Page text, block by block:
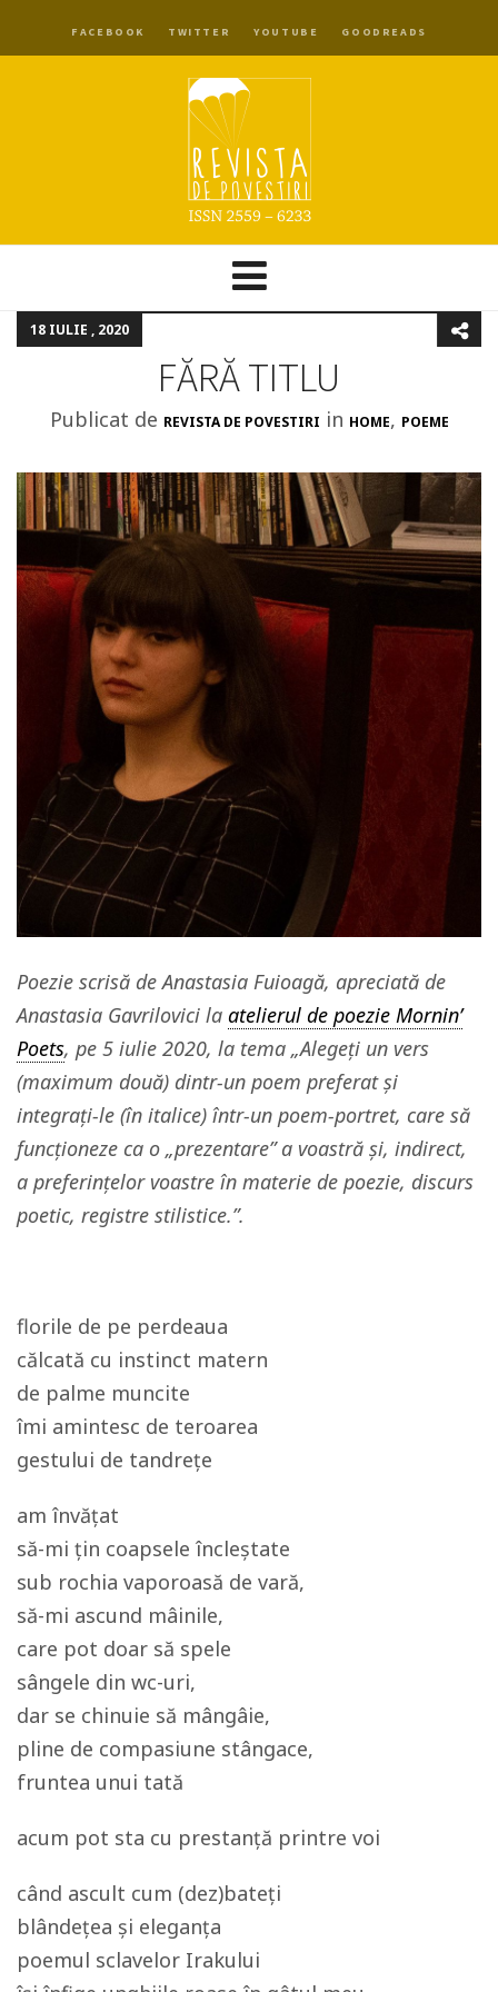
FACEBOOK TWITTER YOUTUBE GOODREADS
18 IULIE , 2020
FĂRĂ TITLU
Publicat de REVISTA DE POVESTIRI in HOME, POEME
Poezie scrisă de Anastasia Fuioagă, apreciată de
Anastasia Gavrilovici la atelierul de poezie Mornin’
Poets, pe 5 iulie 2020, la tema „Alegeți un vers
(maximum două) dintr-un poem preferat și
integrați-le (în italice) într-un poem-portret, care să
funcționeze ca o „prezentare” a voastră și, indirect,
a preferințelor voastre în materie de poezie, discurs
poetic, registre stilistice.”.
florile de pe perdeaua
călcată cu instinct matern
de palme muncite
îmi amintesc de teroarea
gestului de tandrețe
am învățat
să-mi țin coapsele încleștate
sub rochia vaporoasă de vară,
să-mi ascund mâinile,
care pot doar să spele
sângele din wc-uri,
dar se chinuie să mângâie,
pline de compasiune stângace,
fruntea unui tată
acum pot sta cu prestanță printre voi
când ascult cum (dez)bateți
blândețea și eleganța
poemul sclavelor Irakului